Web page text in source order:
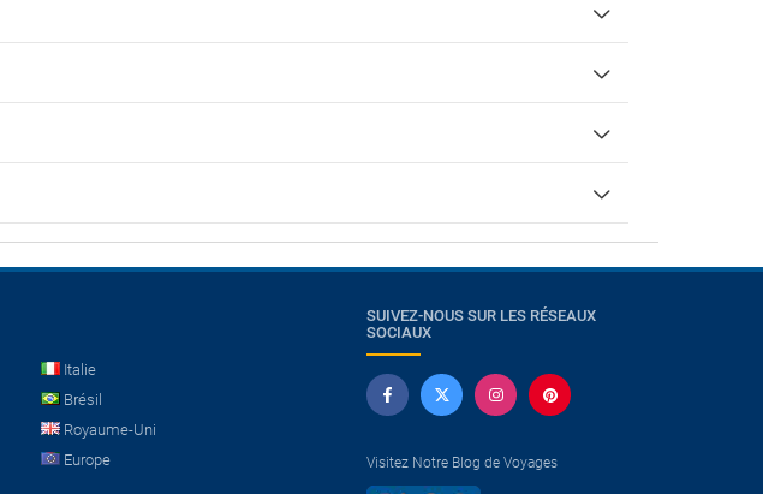
Italie
Brésil
Royaume-Uni
Europe
SUIVEZ-NOUS SUR LES RÉSEAUX
SOCIAUX
Visitez Notre Blog de Voyages